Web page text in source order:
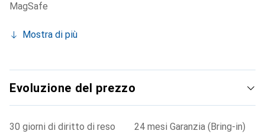
MagSafe
Mostra di più
Evoluzione del prezzo
30 giorni di diritto di reso
24 mesi Garanzia (Bring-in)